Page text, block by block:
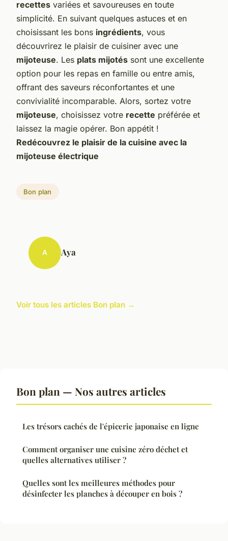
recettes variées et savoureuses en toute
simplicité. En suivant quelques astuces et en
choisissant les bons ingrédients, vous
découvrirez le plaisir de cuisiner avec une
mijoteuse. Les plats mijotés sont une excellente
option pour les repas en famille ou entre amis,
offrant des saveurs réconfortantes et une
convivialité incomparable. Alors, sortez votre
mijoteuse, choisissez votre recette préférée et
laissez la magie opérer. Bon appétit !
Redécouvrez le plaisir de la cuisine avec la
mijoteuse électrique
Bon plan
A Aya
Voir tous les articles Bon plan →
Bon plan — Nos autres articles
Les trésors cachés de l'épicerie japonaise en ligne
Comment organiser une cuisine zéro déchet et
quelles alternatives utiliser ?
Quelles sont les meilleures méthodes pour
désinfecter les planches à découper en bois ?